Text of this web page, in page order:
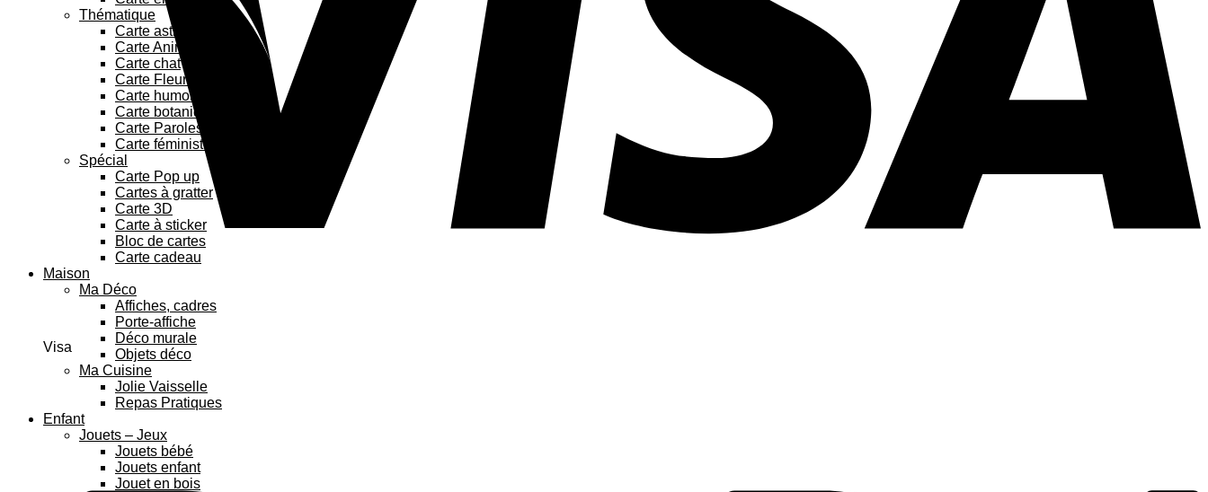
Visa
Thématique
Carte astrologie
Carte Animaux
Carte chat
Carte Fleurs
Carte humoristique
Carte botanique
Carte Paroles de chanson
Carte féministe
Spécial
Carte Pop up
Cartes à gratter
Carte 3D
Carte à sticker
Bloc de cartes
Carte cadeau
Maison
Ma Déco
Affiches, cadres
Porte-affiche
Déco murale
Objets déco
Ma Cuisine
Jolie Vaisselle
Repas Pratiques
Enfant
Jouets – Jeux
Jouets bébé
Jouets enfant
Jouet en bois